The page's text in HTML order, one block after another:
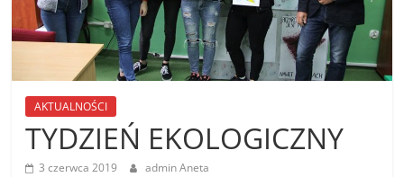
AKTUALNOŚCI
TYDZIEŃ EKOLOGICZNY
3 czerwca 2019 admin Aneta